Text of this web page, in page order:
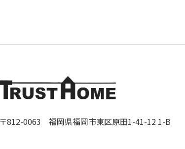
o
〒812-0063 福岡県福岡市東区原田1-41-12 1-B